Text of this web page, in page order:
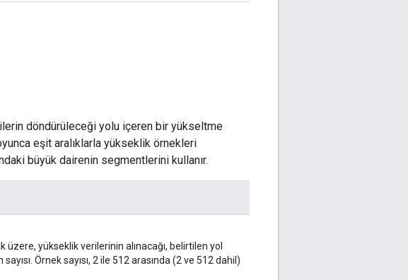
döndürüleceği yolu içeren bir yükseltme
eşit aralıklarla yükseklik örnekleri
büyük dairenin segmentlerini kullanır.
yükseklik verilerinin alınacağı, belirtilen yol
Örnek sayısı, 2 ile 512 arasında (2 ve 512 dahil)